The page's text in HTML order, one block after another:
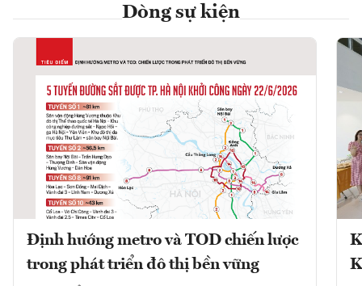
Dòng sự kiện
Định hướng metro và TOD chiến lược
trong phát triển đô thị bền vững